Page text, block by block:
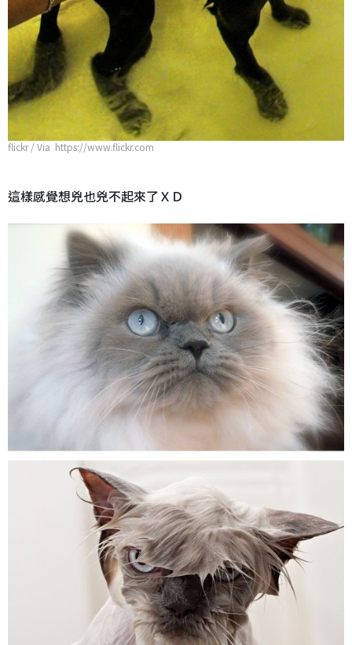
flickr / Via https://www.flickr.com
這樣感覺想兇也兇不起來了ＸＤ